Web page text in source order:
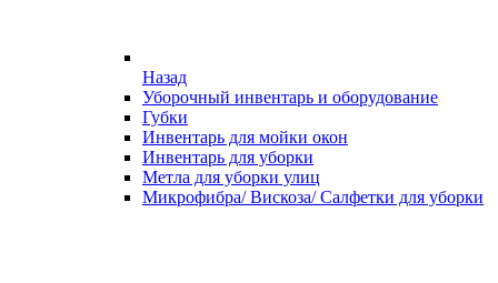
Назад
Уборочный инвентарь и оборудование
Губки
Инвентарь для мойки окон
Инвентарь для уборки
Метла для уборки улиц
Микрофибра/ Вискоза/ Салфетки для уборки